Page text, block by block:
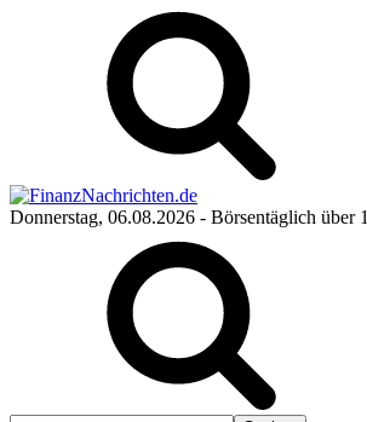
Donnerstag, 06.08.2026 - Börsentäglich über